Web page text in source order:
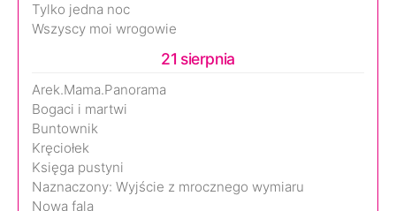
Tylko jedna noc
Wszyscy moi wrogowie
21 sierpnia
Arek.Mama.Panorama
Bogaci i martwi
Buntownik
Kręciołek
Księga pustyni
Naznaczony: Wyjście z mrocznego wymiaru
Nowa fala